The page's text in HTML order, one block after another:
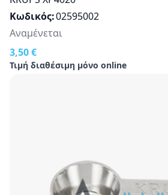
Κωδικός 02595002
3,50 €
Τιμή διαθέσιμη μόνο online
Αναμένεται